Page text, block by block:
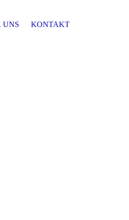
UNS KONTAKT